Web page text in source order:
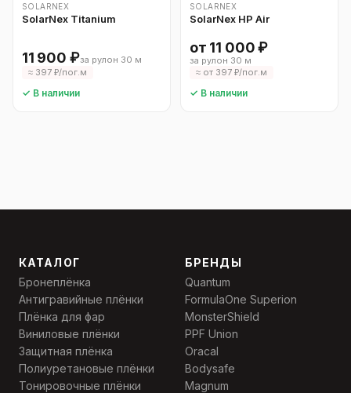
SOLARNEX
SolarNex Titanium
11 900 ₽за рулон 30 м
≈ 397 ₽/пог.м
✓ В наличии
SOLARNEX
SolarNex HP Air
от 11 000 ₽
за рулон 30 м
≈ от 397 ₽/пог.м
✓ В наличии
КАТАЛОГ
Бронеплёнка
Антигравийные плёнки
Плёнка для фар
Виниловые плёнки
Защитная плёнка
Полиуретановые плёнки
Тонировочные плёнки
БРЕНДЫ
Quantum
FormulaOne Superion
MonsterShield
PPF Union
Oracal
Bodysafe
Magnum